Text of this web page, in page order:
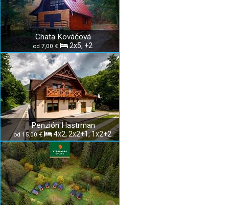
Chata Kováčová
od 7,00 € 2x5, +2
Penzión Hastrman
od 15,00 € 4x2, 2x2+1, 1x2+2